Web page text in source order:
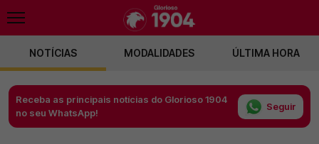
NOTÍCIAS MODALIDADES ÚLTIMA HORA
Receba as principais notícias do Glorioso 1904
no seu WhatsApp!
Seguir